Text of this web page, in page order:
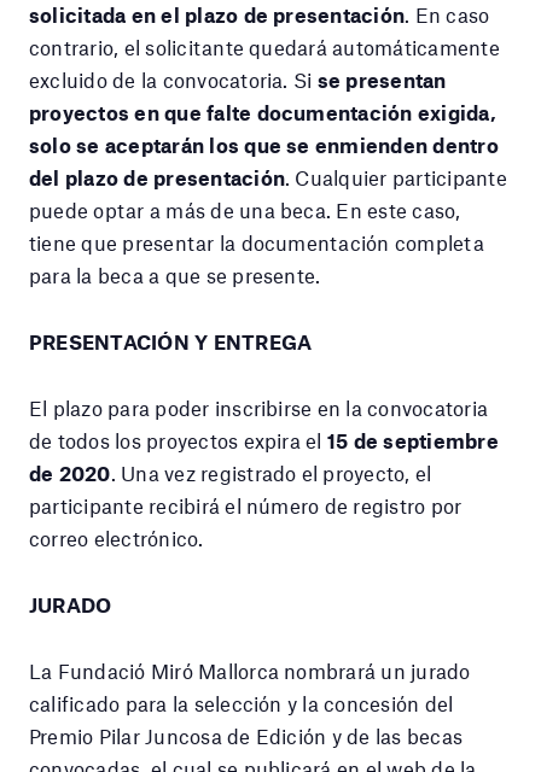
solicitada en el plazo de presentación . En caso
contrario, el solicitante quedará automáticamente
excluido de la convocatoria. Si se presentan
proyectos en que falte documentación exigida,
solo se aceptarán los que se enmienden dentro
del plazo de presentación . Cualquier participante
puede optar a más de una beca. En este caso,
tiene que presentar la documentación completa
para la beca a que se presente.
PRESENTACIÓN Y ENTREGA
El plazo para poder inscribirse en la convocatoria
de todos los proyectos expira el 15 de septiembre
de 2020 . Una vez registrado el proyecto, el
participante recibirá el número de registro por
correo electrónico.
JURADO
La Fundació Miró Mallorca nombrará un jurado
calificado para la selección y la concesión del
Premio Pilar Juncosa de Edición y de las becas